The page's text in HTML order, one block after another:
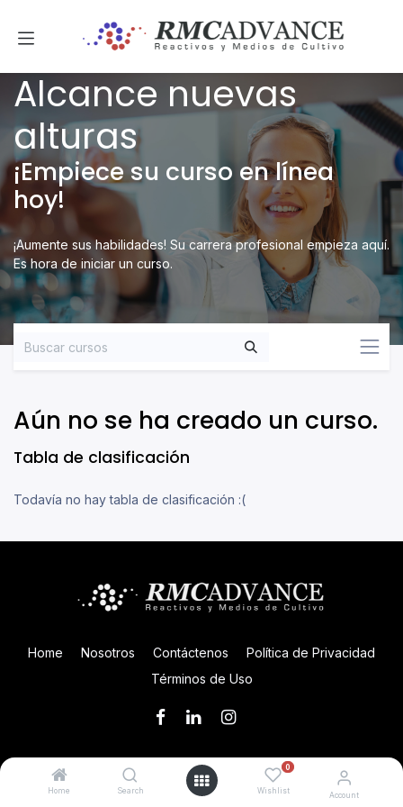
Home Search
0
Wishlist Account
Alcance nuevas
alturas
¡Empiece su curso en línea
hoy!
¡Aumente sus habilidades! Su carrera profesional empieza aquí.
Es hora de iniciar un curso.
Tabla de clasificación
Todavía no hay tabla de clasificación :(
Aún no se ha creado un curso.
Home Nosotros Contáctenos
Política de Privacidad
Términos de Uso
Copyright © REACTIVOS Y MEDIOS DE CULTIVO S.A.